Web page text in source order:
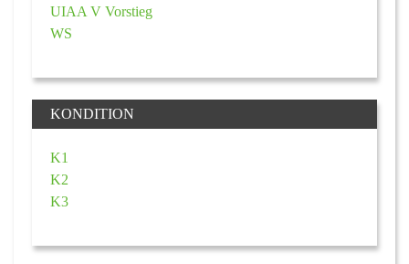
UIAA V Vorstieg
WS
KONDITION
K1
K2
K3